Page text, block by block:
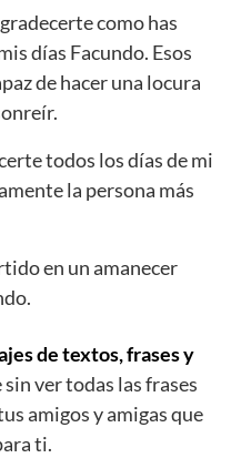
como has
días Facundo. Esos
de hacer una locura
todos los días de mi
la persona más
en un amanecer
de textos, frases y
ver todas las frases
amigos y amigas que
ti.